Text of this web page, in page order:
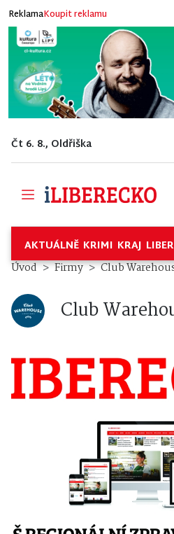
ReklamaKoupit reklamu
Čt 6. 8., Oldřiška
AKTUÁLNĚ KRIMI KRAJ
Club
Úvod Firmy Club
Club